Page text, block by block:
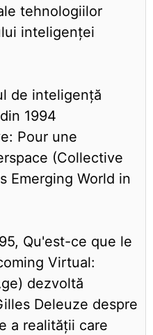
tehnologiilor
inteligenței
de inteligență
1994
Pour une
(Collective
Emerging World in
Qu'est-ce que le
Virtual:
dezvoltă
Deleuze despre
a realității care